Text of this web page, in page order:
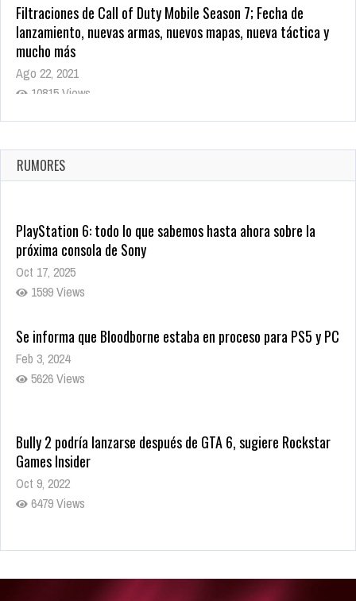
Filtraciones de Call of Duty Mobile Season 7; Fecha de
lanzamiento, nuevas armas, nuevos mapas, nueva táctica y
mucho más
Ago 22, 2021
10815 Views
La configuración de Call of Duty 2021 aparentemente ya fue
Ago 8, 2021
10000 Views
RUMORES
PlayStation 6: todo lo que sabemos hasta ahora sobre la
próxima consola de Sony
Oct 17, 2025
1599 Views
Se informa que Bloodborne estaba en proceso para PS5 y PC
Feb 3, 2024
5626 Views
Bully 2 podría lanzarse después de GTA 6, sugiere Rockstar
Games Insider
Oct 9, 2022
6479 Views
Rumor: Se filtran los primeros detalles de Resident Evil 9